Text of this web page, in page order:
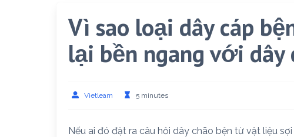
Vì sao loại dây cáp
lại bền ngang với dây
Vietlearn 5 minutes
Nếu ai đó đặt ra câu hỏi dây chão bện từ vật liệu